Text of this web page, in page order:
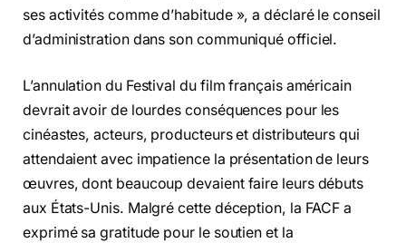
ses activités comme d’habitude », a déclaré le conseil
d’administration dans son communiqué officiel.
L’annulation du Festival du film français américain
devrait avoir de lourdes conséquences pour les
cinéastes, acteurs, producteurs et distributeurs qui
attendaient avec impatience la présentation de leurs
œuvres, dont beaucoup devaient faire leurs débuts
aux États-Unis. Malgré cette déception, la FACF a
exprimé sa gratitude pour le soutien et la